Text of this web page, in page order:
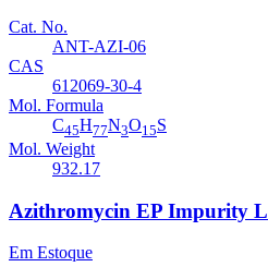
Cat. No.
ANT-AZI-06
CAS
612069-30-4
Mol. Formula
C45H77N3O15S
Mol. Weight
932.17
Azithromycin EP Impurity L
Em Estoque